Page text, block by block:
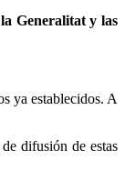
Generalitat y las
ya establecidos. A
difusión de estas